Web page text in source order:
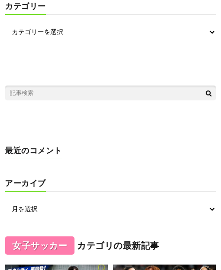
カテゴリー
最近のコメント
アーカイブ
女子サッカー カテゴリの最新記事